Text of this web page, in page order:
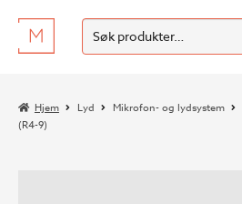
Hopp
til
Hopp
til
Søk
etter:
SØK
Hjem Lyd Mikrofon- og lydsystem
(R4-9)